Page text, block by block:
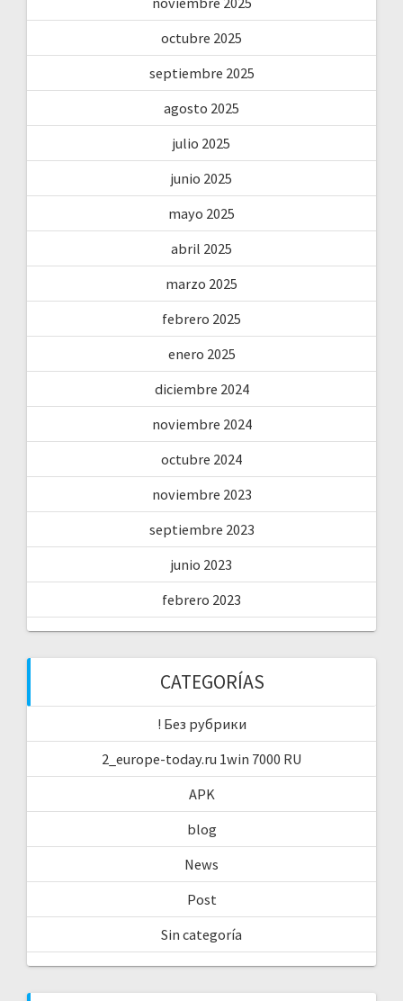
octubre 2025
septiembre 2025
agosto 2025
julio 2025
junio 2025
mayo 2025
abril 2025
marzo 2025
febrero 2025
enero 2025
diciembre 2024
noviembre 2024
octubre 2024
noviembre 2023
septiembre 2023
junio 2023
febrero 2023
CATEGORÍAS
! Без рубрики
2_europe-today.ru 1win 7000 RU
APK
blog
News
Post
Sin categoría